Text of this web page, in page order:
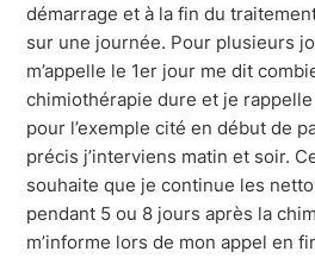
démarrage et à la fin du
sur une journée. Pour plusieurs
m’appelle le 1er jour me dit
chimiothérapie dure et je
pour l’exemple cité en début de
précis j’interviens matin et soir.
souhaite que je continue les
pendant 5 ou 8 jours après la
m’informe lors de mon appel en